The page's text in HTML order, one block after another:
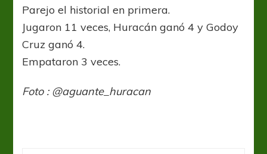
Parejo el historial en primera.
Jugaron 11 veces, Huracán ganó 4 y Godoy
Cruz ganó 4.
Empataron 3 veces.
Foto : @aguante_huracan